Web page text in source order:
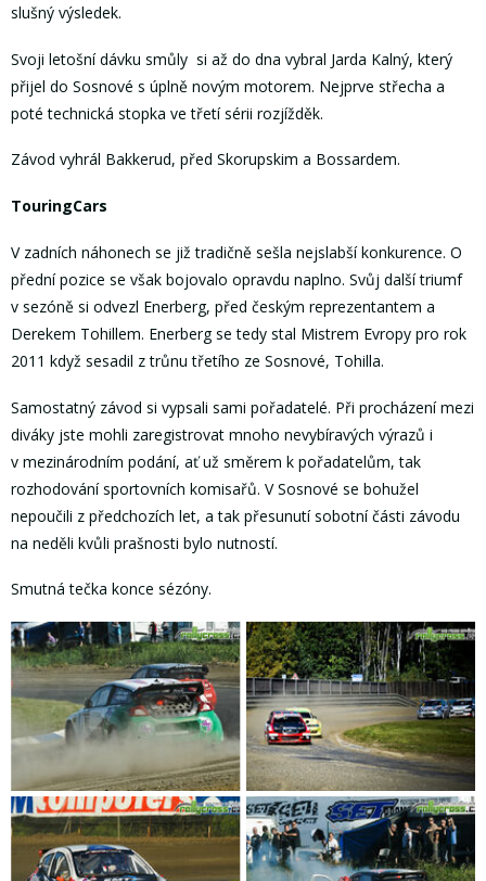
slušný výsledek.
Svoji letošní dávku smůly si až do dna vybral Jarda Kalný, který
přijel do Sosnové s úplně novým motorem. Nejprve střecha a
poté technická stopka ve třetí sérii rozjížděk.
Závod vyhrál Bakkerud, před Skorupskim a Bossardem.
TouringCars
V zadních náhonech se již tradičně sešla nejslabší konkurence. O
přední pozice se však bojovalo opravdu naplno. Svůj další triumf
v sezóně si odvezl Enerberg, před českým reprezentantem a
Derekem Tohillem. Enerberg se tedy stal Mistrem Evropy pro rok
2011 když sesadil z trůnu třetího ze Sosnové, Tohilla.
Samostatný závod si vypsali sami pořadatelé. Při procházení mezi
diváky jste mohli zaregistrovat mnoho nevybíravých výrazů i
v mezinárodním podání, ať už směrem k pořadatelům, tak
rozhodování sportovních komisařů. V Sosnové se bohužel
nepoučili z předchozích let, a tak přesunutí sobotní části závodu
na neděli kvůli prašnosti bylo nutností.
Smutná tečka konce sézóny.